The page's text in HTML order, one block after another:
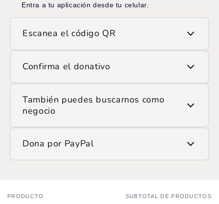
Entra a tu aplicación desde tu celular.
Escanea el código QR
Usa la opción de escanear QR y apunta la cámara
Confirma el donativo
Ingresa el monto que deseas donar y confirma la
transacción.
También puedes buscarnos como
negocio
Si prefieres hacerlo manualmente, encuéntranos en
ATH Móvil como:
Dona por PayPal
Tu
PRODUCTO SUBTOTAL DE PRODUCTOS